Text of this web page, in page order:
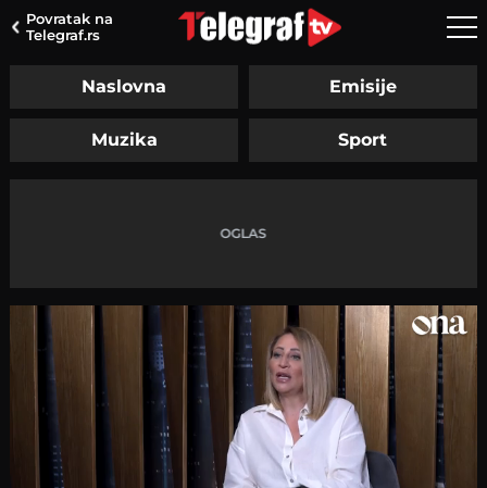
Povratak na
Telegraf.rs
Naslovna Emisije
Muzika Sport